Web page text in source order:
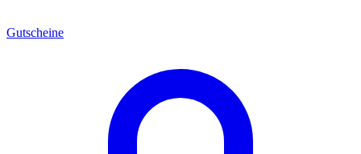
Gutscheine